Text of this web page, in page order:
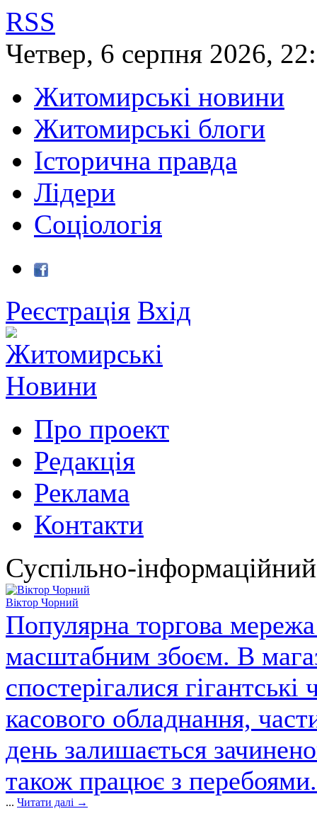
RSS
Четвер, 6 серпня 2026,
Житомирські новини
Житомирські блоги
Історична правда
Лідери
Соціологія
Реєстрація Вхід
Про проект
Редакція
Реклама
Контакти
Суспільно-
Віктор Чорний
Популярна торгова
масштабним збоєм. В
спостерігалися
касового обладнання,
день залишається
також працює з
... Читати далі →